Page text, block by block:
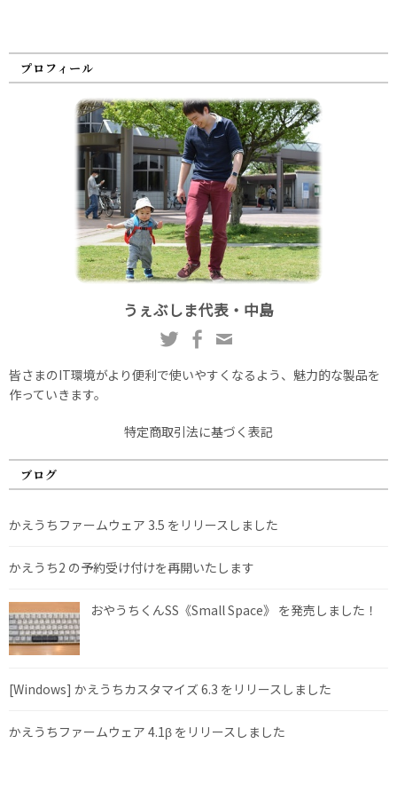
プロフィール
うぇぶしま代表・中島
皆さまのIT環境がより便利で使いやすくなるよう、魅力的な製品を
作っていきます。
特定商取引法に基づく表記
ブログ
かえうちファームウェア 3.5 をリリースしました
かえうち2 の予約受け付けを再開いたします
おやうちくんSS《Small Space》 を発売しました！
[Windows] かえうちカスタマイズ 6.3 をリリースしました
かえうちファームウェア 4.1β をリリースしました